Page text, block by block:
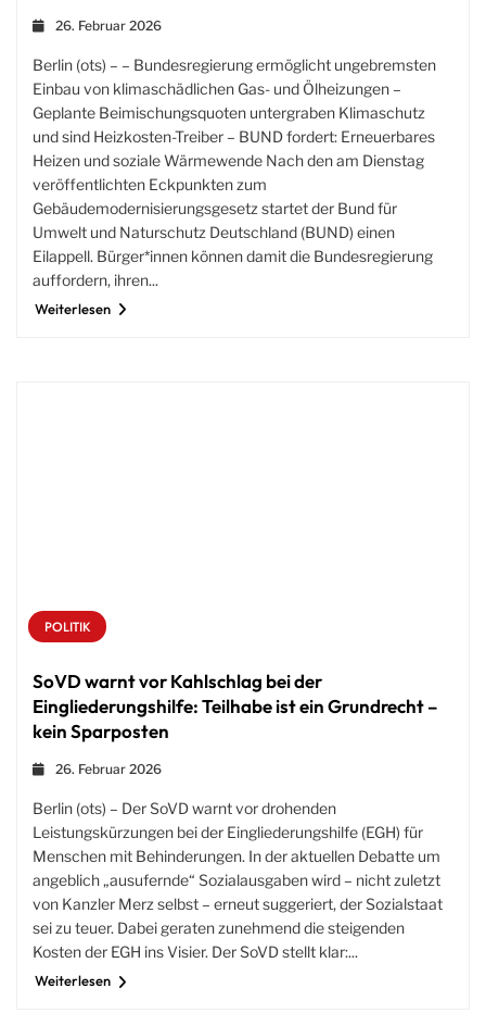
26. Februar 2026
Berlin (ots) – – Bundesregierung ermöglicht ungebremsten
Einbau von klimaschädlichen Gas- und Ölheizungen –
Geplante Beimischungsquoten untergraben Klimaschutz
und sind Heizkosten-Treiber – BUND fordert: Erneuerbares
Heizen und soziale Wärmewende Nach den am Dienstag
veröffentlichten Eckpunkten zum
Gebäudemodernisierungsgesetz startet der Bund für
Umwelt und Naturschutz Deutschland (BUND) einen
Eilappell. Bürger*innen können damit die Bundesregierung
auffordern, ihren...
Weiterlesen
POLITIK
SoVD warnt vor Kahlschlag bei der
Eingliederungshilfe: Teilhabe ist ein Grundrecht –
kein Sparposten
26. Februar 2026
Berlin (ots) – Der SoVD warnt vor drohenden
Leistungskürzungen bei der Eingliederungshilfe (EGH) für
Menschen mit Behinderungen. In der aktuellen Debatte um
angeblich „ausufernde“ Sozialausgaben wird – nicht zuletzt
von Kanzler Merz selbst – erneut suggeriert, der Sozialstaat
sei zu teuer. Dabei geraten zunehmend die steigenden
Kosten der EGH ins Visier. Der SoVD stellt klar:...
Weiterlesen